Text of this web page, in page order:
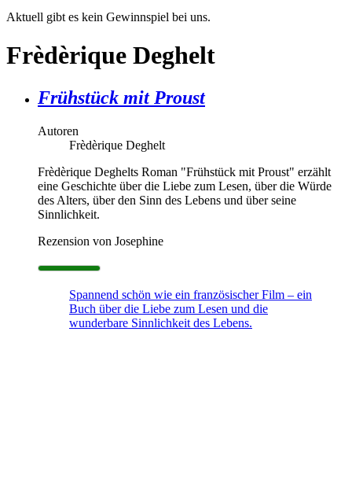
Aktuell gibt es kein Gewinnspiel bei uns.
Frèdèrique Deghelt
Frühstück mit Proust
Autoren
Frèdèrique Deghelt
Frèdèrique Deghelts Roman "Frühstück mit Proust" erzählt
eine Geschichte über die Liebe zum Lesen, über die Würde
des Alters, über den Sinn des Lebens und über seine
Sinnlichkeit.
Rezension von Josephine
Spannend schön wie ein französischer Film – ein
Buch über die Liebe zum Lesen und die
wunderbare Sinnlichkeit des Lebens.